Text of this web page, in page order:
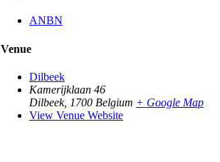
ANBN
Venue
Dilbeek
Kamerijklaan 46
Dilbeek, 1700 Belgium + Google Map
View Venue Website